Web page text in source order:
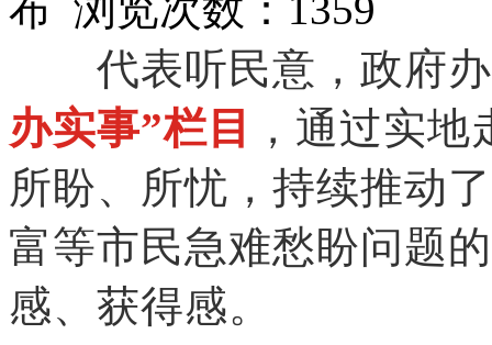
布 浏览次数： 1359
代表听民意，政府
办实事”栏目
，通过实
所盼、所忧，持续推动
富等市民急难愁盼问题
感、获得感。